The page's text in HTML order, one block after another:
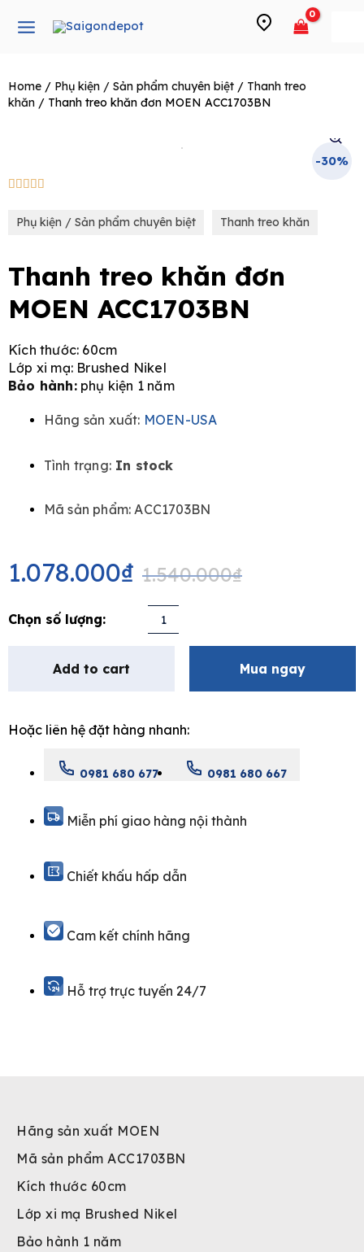
Home / Phụ kiện / Sản phẩm chuyên biệt / Thanh treo
khăn / Thanh treo khăn đơn MOEN ACC1703BN
-30%
    
Phụ kiện / Sản phẩm chuyên biệt Thanh treo khăn
Thanh treo khăn đơn
MOEN ACC1703BN
Kích thước: 60cm
Lớp xi mạ: Brushed Nikel
Bảo hành:phụ kiện 1 năm
Hãng sản xuất: MOEN-USA
Tình trạng: In stock
Mã sản phẩm: ACC1703BN
1.540.000₫
price
was:
1.540.000₫.
1.078.000₫
price
is:
1.078.000₫.
đơn
quantity
Add to cart Mua ngay
Hoặc liên hệ đặt hàng nhanh:
0981 680 677 0981 680 667
Miễn phí giao hàng nội thành
Chiết khấu hấp dẫn
Cam kết chính hãng
Hỗ trợ trực tuyến 24/7
Hãng sản xuất MOEN
Mã sản phẩm ACC1703BN
Kích thước 60cm
Lớp xi mạ Brushed Nikel
Bảo hành 1 năm